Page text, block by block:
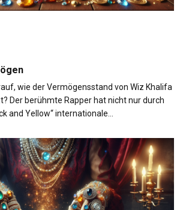
wie der Vermögensstand von Wiz Khalifa
Der berühmte Rapper hat nicht nur durch
and Yellow“ internationale…